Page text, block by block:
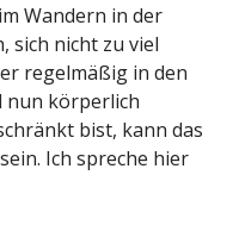
Wandern in der
sich nicht zu viel
regelmäßig in den
nun körperlich
bist, kann das
Ich spreche hier